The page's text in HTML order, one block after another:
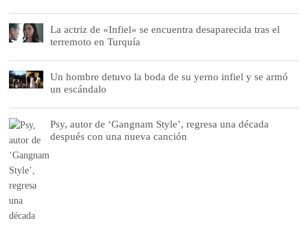
La actriz de «Infiel» se encuentra desaparecida tras el
terremoto en Turquía
Un hombre detuvo la boda de su yerno infiel y se armó
un escándalo
Psy, autor de ‘Gangnam Style’, regresa una década
después con una nueva canción